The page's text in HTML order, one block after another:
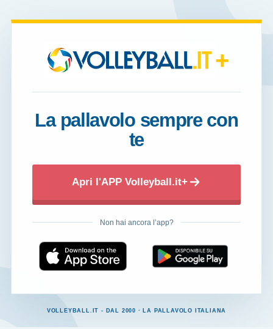
+
La pallavolo sempre con
te
Apri l'APP Volleyball.it+
Non hai ancora l’app?
VOLLEYBALL.IT - DAL 2000 · LA PALLAVOLO ITALIANA